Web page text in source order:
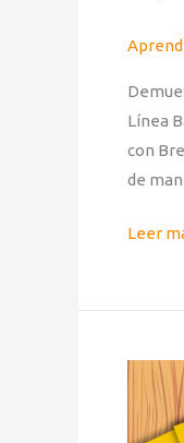
Línea
con
de
Leer
Lúdico
con